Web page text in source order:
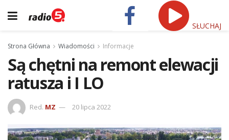
SŁUCHAJ
Strona Główna Wiadomości Informacje
Są chętni na remont elewacji
ratusza i I LO
Red. MZ 20 lipca 2022